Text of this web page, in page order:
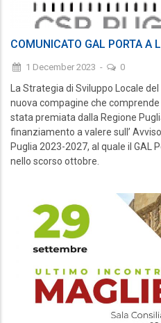
COMUNICATO GAL PORTA A
1 December 2023 - 0
La Strategia di Sviluppo Locale
nuova compagine che
stata premiata dalla Regione
finanziamento a valere sull’
Puglia 2023-2027, al quale il GAL
nello scorso ottobre.